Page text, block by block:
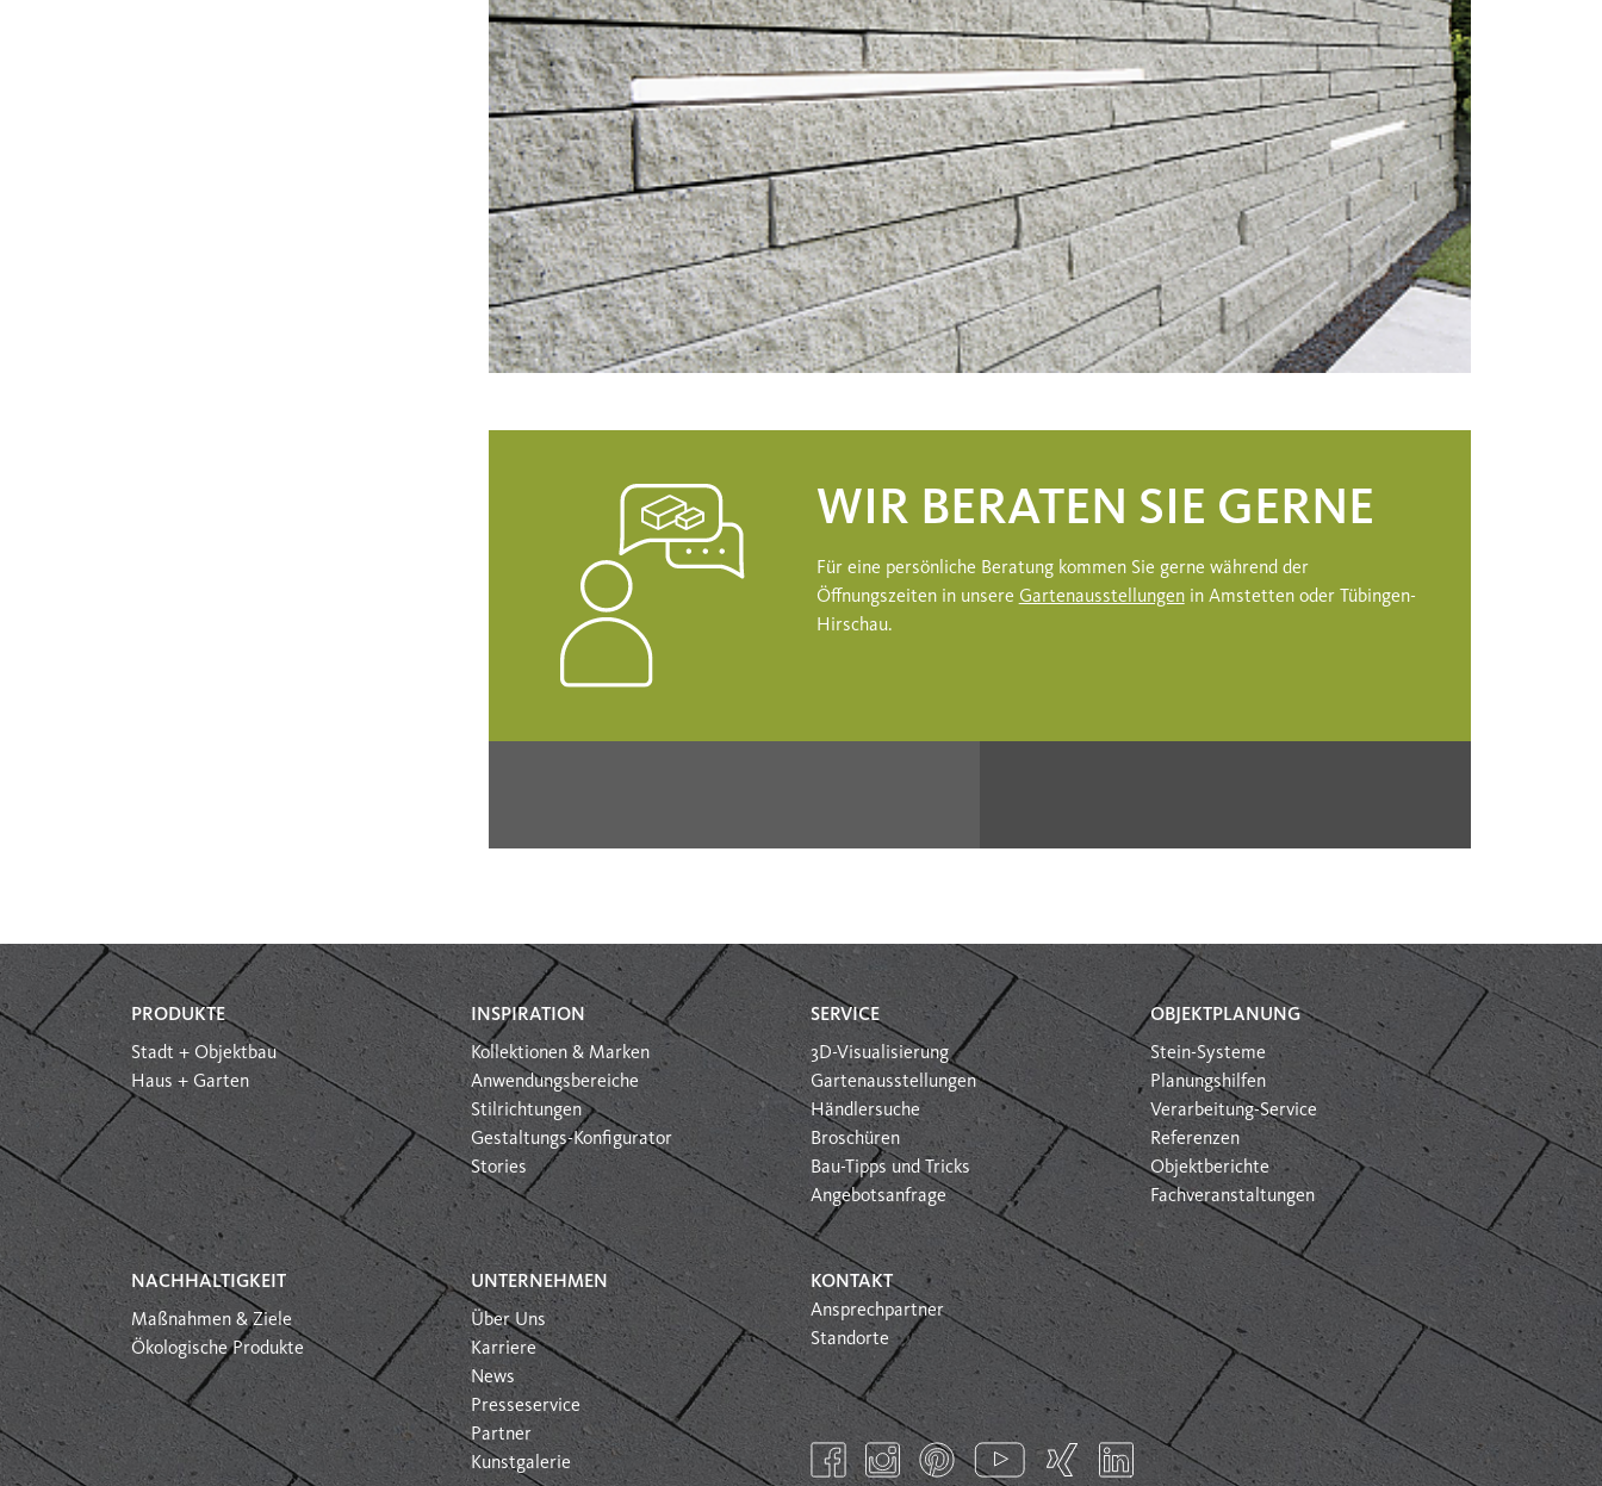
WIR BERATEN SIE GERNE
Für eine persönliche Beratung kommen Sie gerne während der
Öffnungszeiten in unsere Gartenausstellungenin Amstetten oder Tübingen-
Hirschau.
PRODUKTE
Stadt + Objektbau
Haus + Garten
INSPIRATION
Kollektionen & Marken
Anwendungsbereiche
Stilrichtungen
Gestaltungs-Konfigurator
Stories
SERVICE
3D-Visualisierung
Gartenausstellungen
Händlersuche
Broschüren
Bau-Tipps und Tricks
Angebotsanfrage
OBJEKTPLANUNG
Stein-Systeme
Planungshilfen
Verarbeitung-Service
Referenzen
Objektberichte
Fachveranstaltungen
NACHHALTIGKEIT
Maßnahmen & Ziele
Ökologische Produkte
UNTERNEHMEN
Über Uns
Karriere
News
Presseservice
Partner
Kunstgalerie
KONTAKT
Ansprechpartner
Standorte